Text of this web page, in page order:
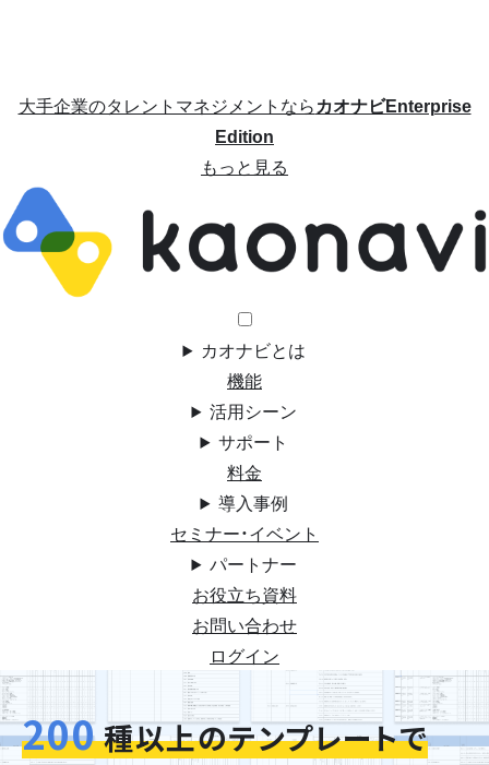
大手企業のタレントマネジメントならカオナビEnterprise
Edition
もっと見る
カオナビとは
機能
活用シーン
サポート
料金
導入事例
セミナー・イベント
パートナー
お役立ち資料
お問い合わせ
ログイン
200
今お使いの評価シートを